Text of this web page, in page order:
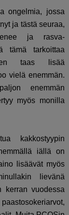
ongelmia, jossa
ja tästä seuraa,
ja rasva-
tämä tarkoittaa
taas lisää
vielä enemmän.
enemmän
myös monilla
kakkostyypin
iällä on
lisäävät myös
lievänä
kerran vuodessa